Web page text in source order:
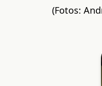
(Fotos: